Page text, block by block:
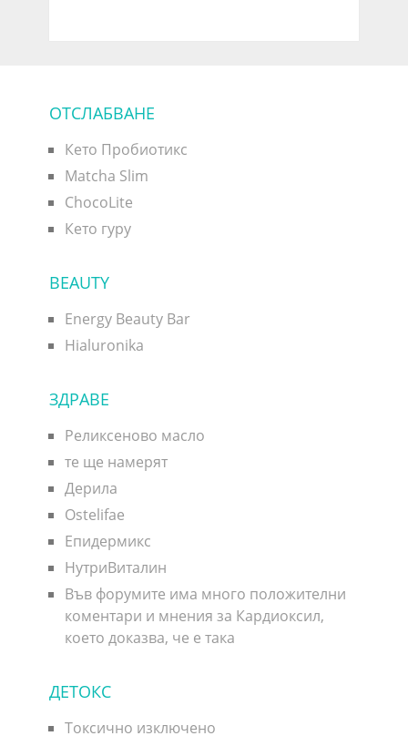
ОТСЛАБВАНЕ
Кето Пробиотикс
Matcha Slim
ChocoLite
Кето гуру
BEAUTY
Energy Beauty Bar
Hialuronika
ЗДРАВЕ
Реликсеново масло
те ще намерят
Дерила
Ostelifae
Епидермикс
НутриВиталин
Във форумите има много положителни
коментари и мнения за Кардиоксил,
което доказва, че е така
ДЕТОКС
Токсично изключено